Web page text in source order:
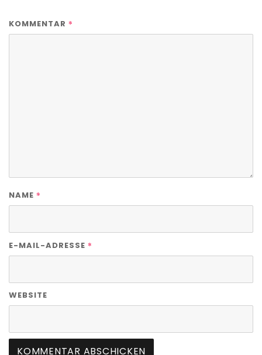
KOMMENTAR *
NAME *
E-MAIL-ADRESSE *
WEBSITE